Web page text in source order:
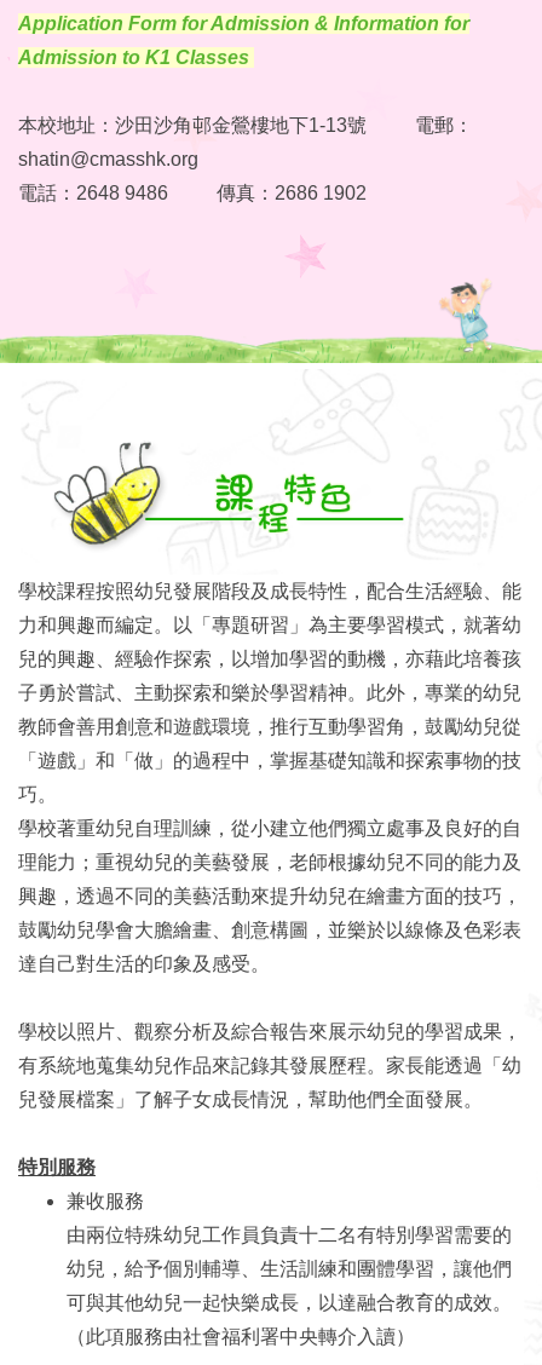
Application Form for Admission & Information for
Admission to K1 Classes
本校地址：沙田沙角邨金鶯樓地下1-13號 電郵：
shatin@cmasshk.org
電話：2648 9486 傳真：2686 1902
學校課程按照幼兒發展階段及成長特性，配合生活經驗、能
力和興趣而編定。以「專題研習」為主要學習模式，就著幼
兒的興趣、經驗作探索，以增加學習的動機，亦藉此培養孩
子勇於嘗試、主動探索和樂於學習精神。此外，專業的幼兒
教師會善用創意和遊戲環境，推行互動學習角，鼓勵幼兒從
「遊戲」和「做」的過程中，掌握基礎知識和探索事物的技
巧。
學校著重幼兒自理訓練，從小建立他們獨立處事及良好的自
理能力；重視幼兒的美藝發展，老師根據幼兒不同的能力及
興趣，透過不同的美藝活動來提升幼兒在繪畫方面的技巧，
鼓勵幼兒學會大膽繪畫、創意構圖，並樂於以線條及色彩表
達自己對生活的印象及感受。
學校以照片、觀察分析及綜合報告來展示幼兒的學習成果，
有系統地蒐集幼兒作品來記錄其發展歷程。家長能透過「幼
兒發展檔案」了解子女成長情況，幫助他們全面發展。
特別服務
兼收服務
由兩位特殊幼兒工作員負責十二名有特別學習需要的
幼兒，給予個別輔導、生活訓練和團體學習，讓他們
可與其他幼兒一起快樂成長，以達融合教育的成效。
（此項服務由社會福利署中央轉介入讀）